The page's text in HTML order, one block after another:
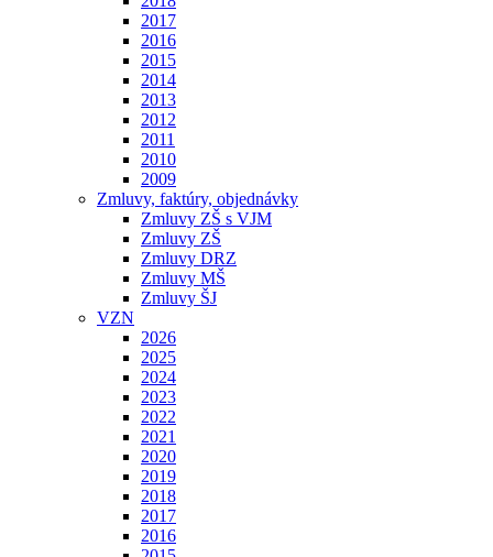
2017
2016
2015
2014
2013
2012
2011
2010
2009
Zmluvy, faktúry, objednávky
Zmluvy ZŠ s VJM
Zmluvy ZŠ
Zmluvy DRZ
Zmluvy MŠ
Zmluvy ŠJ
VZN
2026
2025
2024
2023
2022
2021
2020
2019
2018
2017
2016